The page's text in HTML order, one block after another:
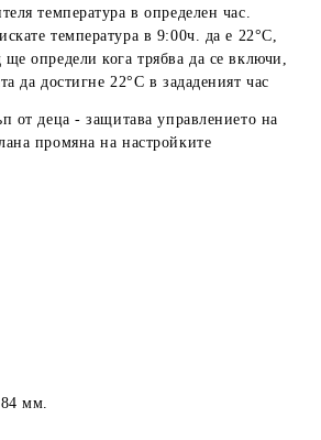
температура в определен час.
температура в 9:00ч. да е 22°С,
ще определи кога трябва да се включи,
да достигне 22°С в зададеният час
от деца - защитава управлението на
промяна на настройките
84 мм.